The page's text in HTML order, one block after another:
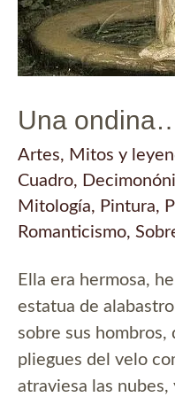
Una
Artes, Mitos y
Cuadro,
Mitología, Pintura,
Romanticismo,
Ella era hermosa,
estatua de
sobre sus hombros,
pliegues del velo
atraviesa las